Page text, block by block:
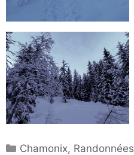
Catégories
Chamonix, Randonnées